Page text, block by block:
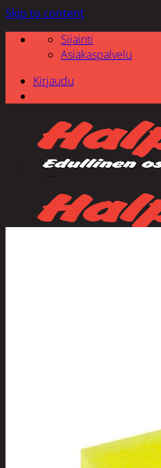
Skip to content
Sijainti
Asiakaspalvelu
Kirjaudu